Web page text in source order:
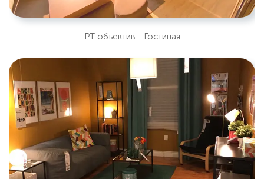
PT объектив - Гостиная